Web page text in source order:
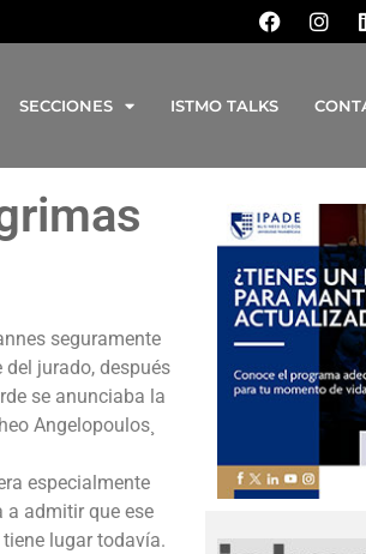
SECCIONES ISTMO TALKS
seguramente
jurado, después
se anunciaba la
Angelopoulos¸
especialmente
a admitir que ese
lugar todavía.